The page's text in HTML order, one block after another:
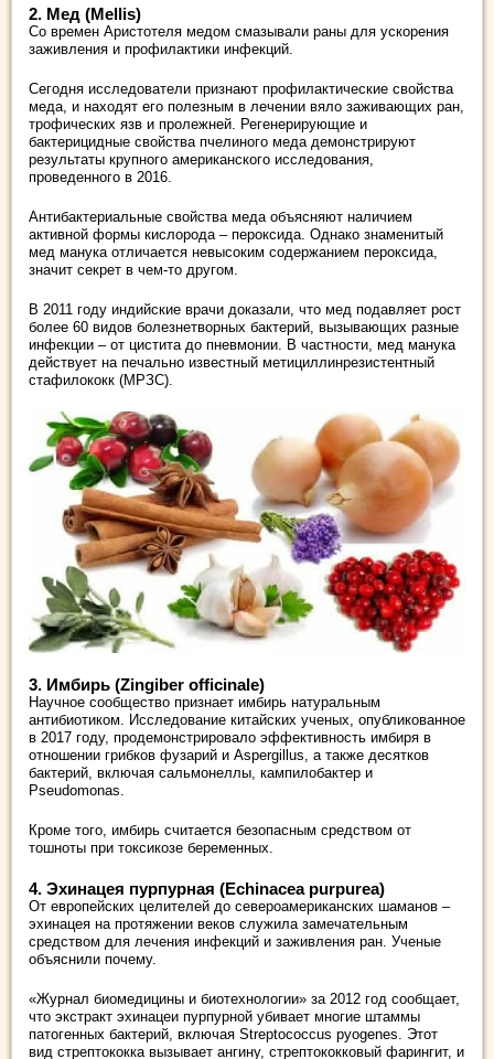
2. Мед (Mellis)
Со времен Аристотеля медом смазывали раны для ускорения
заживления и профилактики инфекций.
Сегодня исследователи признают профилактические свойства
меда, и находят его полезным в лечении вяло заживающих ран,
трофических язв и пролежней. Регенерирующие и
бактерицидные свойства пчелиного меда демонстрируют
результаты крупного американского исследования,
проведенного в 2016.
Антибактериальные свойства меда объясняют наличием
активной формы кислорода – пероксида. Однако знаменитый
мед манука отличается невысоким содержанием пероксида,
значит секрет в чем-то другом.
В 2011 году индийские врачи доказали, что мед подавляет рост
более 60 видов болезнетворных бактерий, вызывающих разные
инфекции – от цистита до пневмонии. В частности, мед манука
действует на печально известный метициллинрезистентный
стафилококк (МРЗС).
3. Имбирь (Zingiber officinale)
Научное сообщество признает имбирь натуральным
антибиотиком. Исследование китайских ученых, опубликованное
в 2017 году, продемонстрировало эффективность имбиря в
отношении грибков фузарий и Aspergillus, а также десятков
бактерий, включая сальмонеллы, кампилобактер и
Pseudomonas.
Кроме того, имбирь считается безопасным средством от
тошноты при токсикозе беременных.
4. Эхинацея пурпурная (Echinacea purpurea)
От европейских целителей до североамериканских шаманов –
эхинацея на протяжении веков служила замечательным
средством для лечения инфекций и заживления ран. Ученые
объяснили почему.
«Журнал биомедицины и биотехнологии» за 2012 год сообщает,
что экстракт эхинацеи пурпурной убивает многие штаммы
патогенных бактерий, включая Streptococcus pyogenes. Этот
вид стрептококка вызывает ангину, стрептококковый фарингит, и